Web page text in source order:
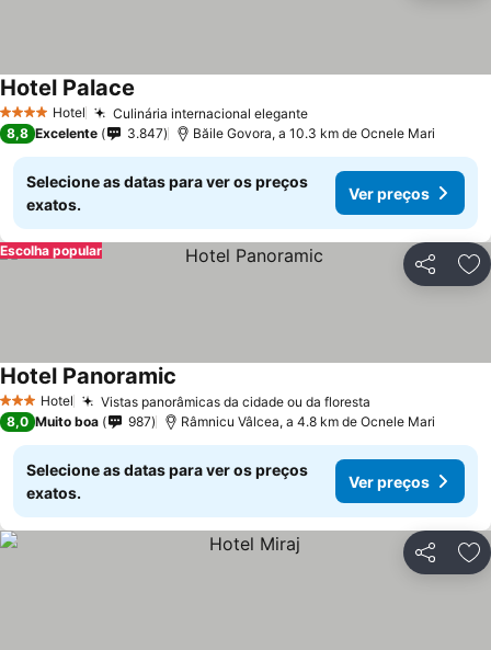
4 EstrelasHotel Culinária internacional elegante
Hotel Palace
8,8 Excelente 3.847 Băile Govora, a 10.3 km de Ocnele Mari
Selecione as datas para ver os preços
exatos.
Ver preços
Partilhar
Escolha popular
3 EstrelasHotel Vistas panorâmicas da cidade ou da floresta
Hotel Panoramic
8,0 Muito boa 987 Râmnicu Vâlcea, a 4.8 km de Ocnele Mari
Selecione as datas para ver os preços
exatos.
Ver preços
Partilhar